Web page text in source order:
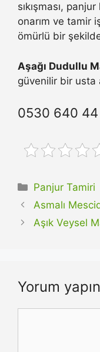
sıkışması,
onarım ve tamir
ömürlü bir
Aşağı Dudullu
güvenilir bir usta
0530 640 44
Kategoriler
Panjur Tamiri
Asmalı
Aşık Veysel
Yorum yapın